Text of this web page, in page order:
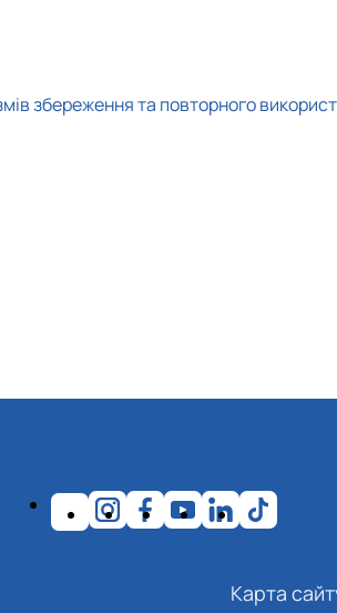
збереження та повторного використ
Карта